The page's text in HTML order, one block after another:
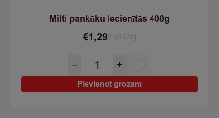
Milti pankūku Iecienītās 400g
€1,292.58 €/kg
−
Milti
pankūku
Iecienītās
400g
+
Pievienot grozam